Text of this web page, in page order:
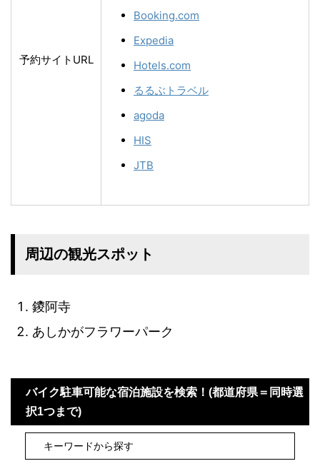
予約サイトURL
Booking.com
Expedia
Hotels.com
るるぶトラベル
agoda
HIS
JTB
周辺の観光スポット
鑁阿寺
あしかがフラワーパーク
バイク駐車可能な宿泊施設を検索！(都道府県＝同時選
択1つまで)